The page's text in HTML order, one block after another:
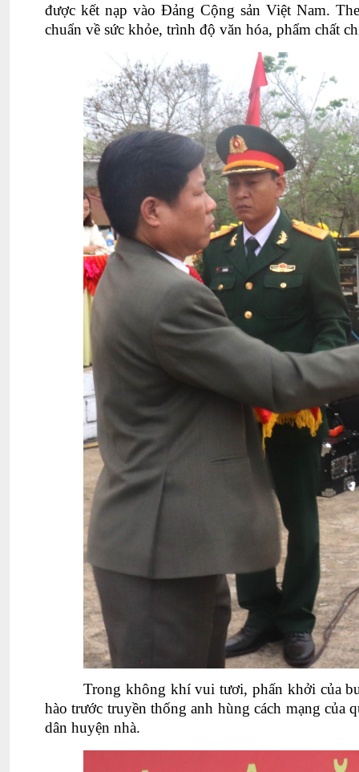
được kết nạp vào Đảng Cộng sản Việt Nam.
chuẩn về sức khỏe, trình độ văn hóa, phẩm chất
Trong không khí vui tươi, phấn khởi của
hào trước truyền thống anh hùng cách mạng
dân huyện nhà.